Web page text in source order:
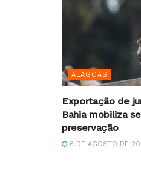
ALAGOAS
Exportação de
Bahia mobiliza
preservação
6 DE AGOSTO DE